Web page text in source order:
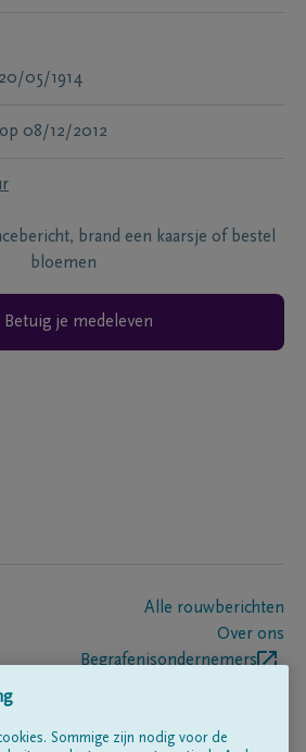
20/05/1914
op 08/12/2012
brand een kaarsje of bestel
bloemen
Betuig je medeleven
Alle rouwberichten
Over ons
Begrafenisondernemers
Sommige zijn nodig voor de